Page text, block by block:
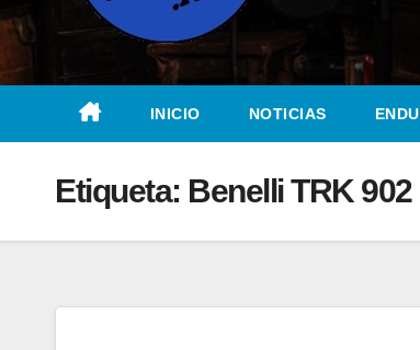
INICIO NOTICIAS
Etiqueta: Benelli TRK